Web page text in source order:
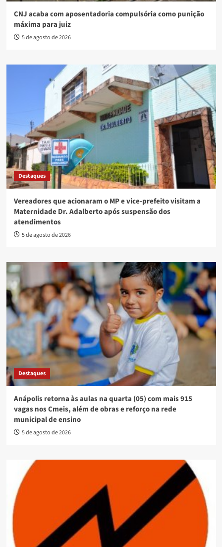
CNJ acaba com aposentadoria compulsória como punição
máxima para juiz
5 de agosto de 2026
Destaques
Vereadores que acionaram o MP e vice-prefeito visitam a
Maternidade Dr. Adalberto após suspensão dos
atendimentos
5 de agosto de 2026
Destaques
Anápolis retorna às aulas na quarta (05) com mais 915
vagas nos Cmeis, além de obras e reforço na rede
municipal de ensino
5 de agosto de 2026